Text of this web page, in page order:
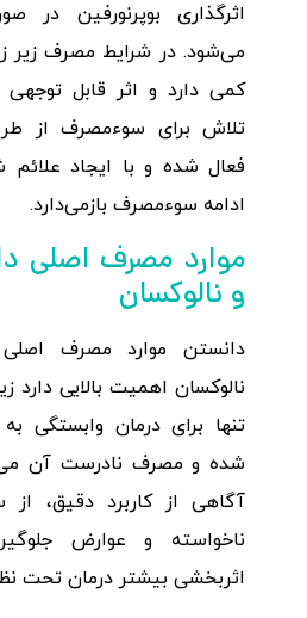
اثرگذاری بوپرنورفین در
می‌شود. در شرایط مصرف زیر
کمی دارد و اثر قابل توجهی
تلاش برای سوءمصرف از
فعال شده و با ایجاد علائم
ادامه سوءمصرف بازمی‌دارد.
موارد مصرف اصلی
و نالوکسان
دانستن موارد مصرف اصلی
نالوکسان اهمیت بالایی دارد
تنها برای درمان وابستگی
شده و مصرف نادرست آن
آگاهی از کاربرد دقیق،
ناخواسته و عوارض
اثربخشی بیشتر درمان تحت